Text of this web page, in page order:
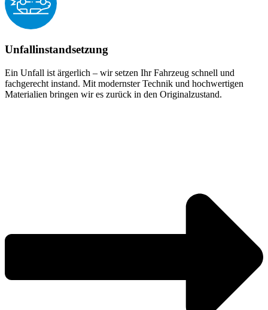
Unfallinstandsetzung
Ein Unfall ist ärgerlich – wir setzen Ihr Fahrzeug schnell und
fachgerecht instand. Mit modernster Technik und hochwertigen
Materialien bringen wir es zurück in den Originalzustand.